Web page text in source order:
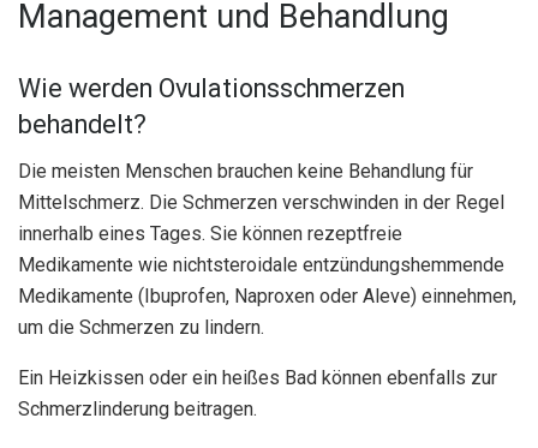
Management und Behandlung
Wie werden Ovulationsschmerzen
behandelt?
Die meisten Menschen brauchen keine Behandlung für
Mittelschmerz. Die Schmerzen verschwinden in der Regel
innerhalb eines Tages. Sie können rezeptfreie
Medikamente wie nichtsteroidale entzündungshemmende
Medikamente (Ibuprofen, Naproxen oder Aleve) einnehmen,
um die Schmerzen zu lindern.
Ein Heizkissen oder ein heißes Bad können ebenfalls zur
Schmerzlinderung beitragen.